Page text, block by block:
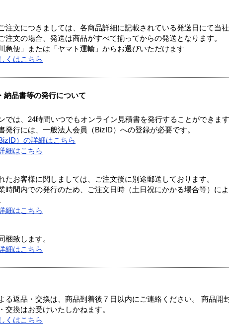
注文につきましては、各商品詳細に記載されている発送日にて当社
注文の場合、発送は商品がすべて揃ってからの発送となります。
急便」または「ヤマト運輸」からお選びいただけます
くはこちら
納品書等の発行について
では、24時間いつでもオンライン見積書を発行することができます
発行には、一般法人会員（BizID）への登録が必要です。
）の詳細はこちら
細はこちら
たお客様に関しましては、ご注文後に別途郵送しております。
時間内での発行のため、ご注文日時（土日祝にかかる場合等）に
細はこちら
梱致します。
細はこちら
る返品・交換は、商品到着後７日以内にご連絡ください。 商品開
交換はお受けいたしかねます。
くはこちら